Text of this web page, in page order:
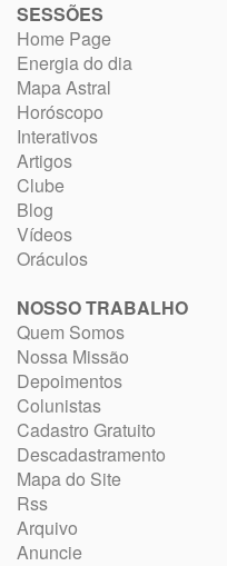
SESSÕES
Home Page
Energia do dia
Mapa Astral
Horóscopo
Interativos
Artigos
Clube
Blog
Vídeos
Oráculos
NOSSO TRABALHO
Quem Somos
Nossa Missão
Depoimentos
Colunistas
Cadastro Gratuito
Descadastramento
Mapa do Site
Rss
Arquivo
Anuncie